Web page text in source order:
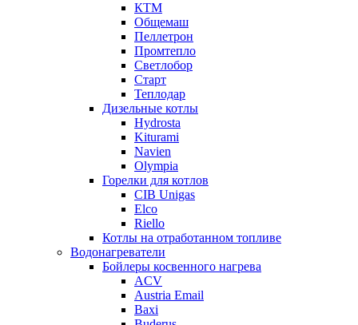
КТМ
Общемаш
Пеллетрон
Промтепло
Светлобор
Старт
Теплодар
Дизельные котлы
Hydrosta
Kiturami
Navien
Olympia
Горелки для котлов
CIB Unigas
Elco
Riello
Котлы на отработанном топливе
Водонагреватели
Бойлеры косвенного нагрева
ACV
Austria Email
Baxi